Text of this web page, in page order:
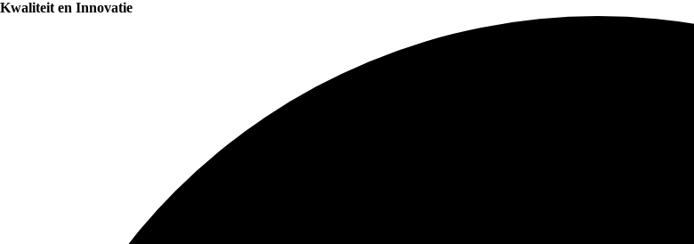
Kwaliteit en Innovatie